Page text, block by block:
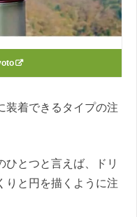
装着できるタイプの注
ひとつと言えば、ドリ
りと円を描くように注